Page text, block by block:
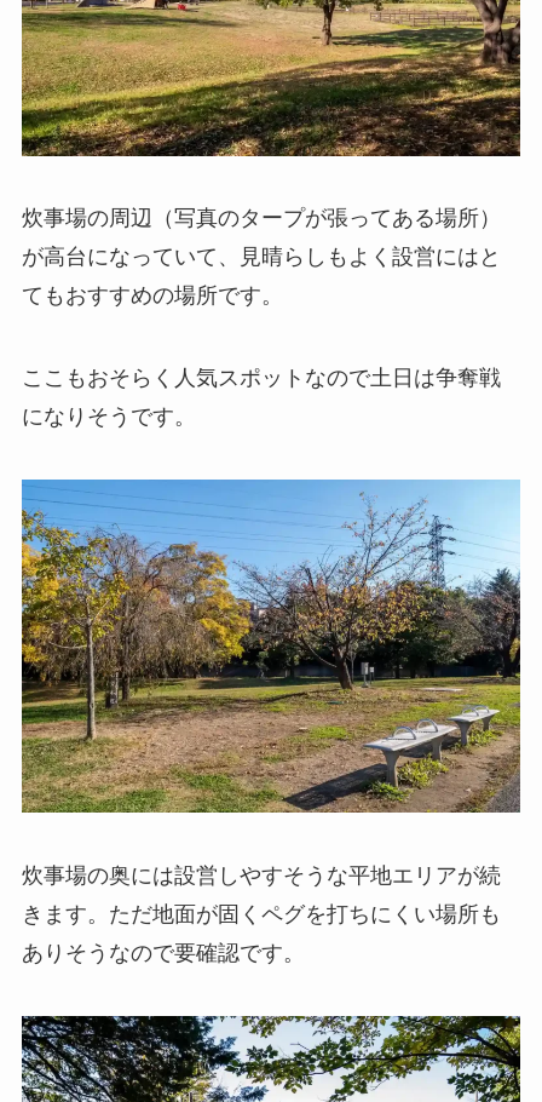
炊事場の周辺（写真のタープが張ってある場所）
が高台になっていて、見晴らしもよく設営にはと
てもおすすめの場所です。
ここもおそらく人気スポットなので土日は争奪戦
になりそうです。
炊事場の奥には設営しやすそうな平地エリアが続
きます。ただ地面が固くペグを打ちにくい場所も
ありそうなので要確認です。